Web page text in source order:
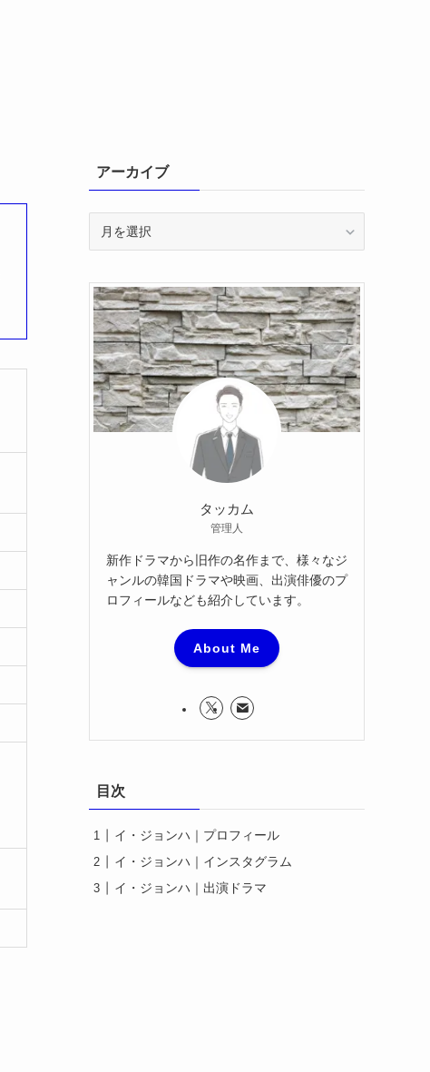
アーカイブ
イ
ブ
タッカム
管理人
新作ドラマから旧作の名作まで、様々なジ
ャンルの韓国ドラマや映画、出演俳優のプ
ロフィールなども紹介しています。
About Me
目次
イ・ジョンハ｜プロフィール
イ・ジョンハ｜インスタグラム
イ・ジョンハ｜出演ドラマ